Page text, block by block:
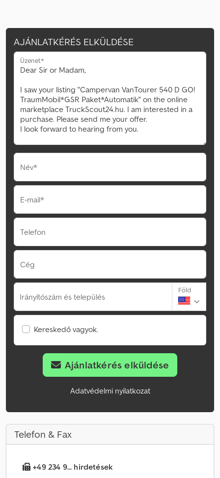
AJÁNLATKÉRÉS ELKÜLDÉSE
Üzenet*
Név*
E-mail*
Telefon
Cég
Irányítószám és település
Föld
Kereskedő vagyok.
Ajánlatkérés elküldése
Adatvédelmi nyilatkozat
Telefon & Fax
+49 234 9... hirdetések